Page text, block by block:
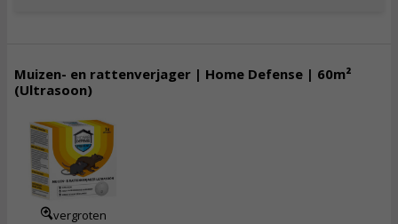
Muizen- en rattenverjager | Home Defense | 60m²
(Ultrasoon)
vergroten